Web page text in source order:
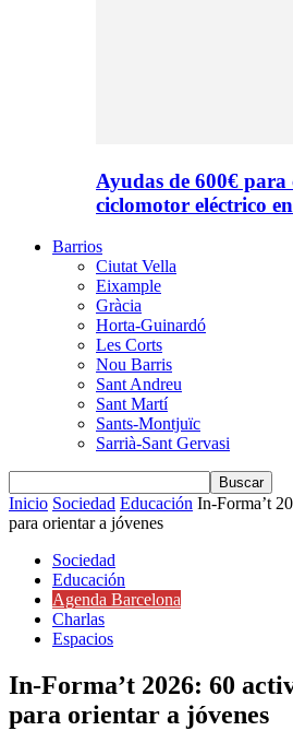
Ayudas de 600€
ciclomotor eléctrico
Barrios
Ciutat Vella
Eixample
Gràcia
Horta-Guinardó
Les Corts
Nou Barris
Sant Andreu
Sant Martí
Sants-Montjuïc
Sarrià-Sant Gervasi
Inicio Sociedad Educación In-Forma’t
para orientar a jóvenes
Sociedad
Educación
Agenda Barcelona
Charlas
Espacios
In-Forma’t 2026: 60
para orientar a jóvenes